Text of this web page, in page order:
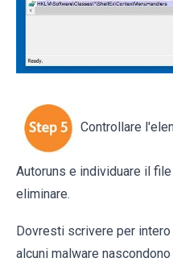
Controllare
Autoruns e individuare il
eliminare.
Dovresti scrivere per
alcuni malware